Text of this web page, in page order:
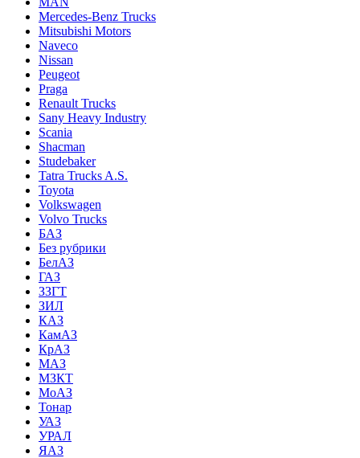
Mercedes-Benz Trucks
Mitsubishi Motors
Naveco
Nissan
Peugeot
Praga
Renault Trucks
Sany Heavy Industry
Scania
Shacman
Studebaker
Tatra Trucks A.S.
Toyota
Volkswagen
Volvo Trucks
БАЗ
Без рубрики
БелАЗ
ГАЗ
ЗЗГТ
ЗИЛ
КАЗ
КамАЗ
КрАЗ
МАЗ
МЗКТ
МоАЗ
Тонар
УАЗ
УРАЛ
ЯАЗ